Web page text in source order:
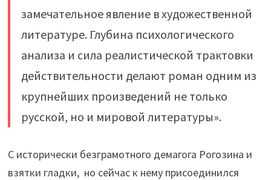
замечательное явление в художественной
литературе. Глубина психологического
анализа и сила реалистической трактовки
действительности делают роман одним из
крупнейших произведений не только
русской, но и мировой литературы».
С исторически безграмотного демагога Рогозина и
взятки гладки, но сейчас к нему присоединился